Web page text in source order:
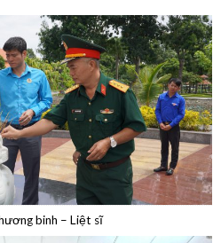
Miền Đông sôi nổi lễ ra
kỳ toàn dân năm 2026
Y Miền Đông đã tổ chức Lễ ra quân
năm 2026. Đây là hoạt [...]